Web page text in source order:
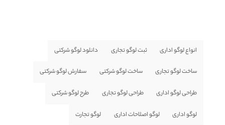
انواع لوگو اداری ثبت لوگو تجاری دانلود لوگو شرکتی
ساخت لوگو تجاری ساخت لوگو شرکتی سفارش لوگو شرکتی
طراحی لوگو اداری طراحی لوگو تجاری طرح لوگو شرکتی
لوگو اداری لوگو اصلاحات اداری لوگو تجارت